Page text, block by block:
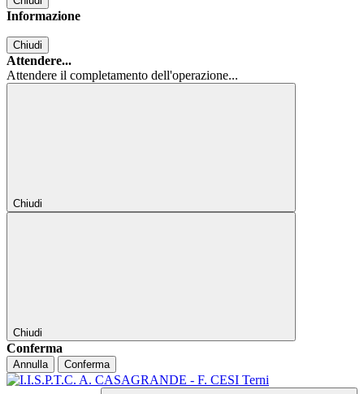
Informazione
Chiudi
Attendere...
Attendere il completamento dell'operazione...
Chiudi
Chiudi
Conferma
Annulla Conferma